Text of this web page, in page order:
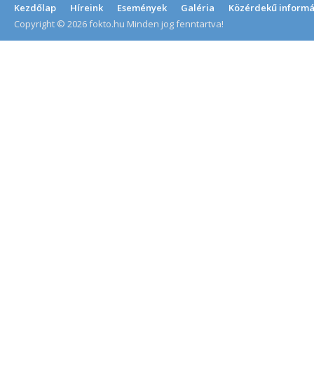
Kezdőlap Híreink Események Galéria
Közérdekű
Copyright © 2026 fokto.hu Minden jog fenntartva!